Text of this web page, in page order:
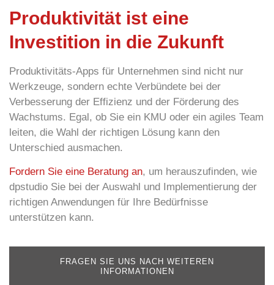
Produktivität ist eine
Investition in die Zukunft
Produktivitäts-Apps für Unternehmen sind nicht nur
Werkzeuge, sondern echte Verbündete bei der
Verbesserung der Effizienz und der Förderung des
Wachstums. Egal, ob Sie ein KMU oder ein agiles Team
leiten, die Wahl der richtigen Lösung kann den
Unterschied ausmachen.
Fordern Sie eine Beratung an, um herauszufinden, wie
dpstudio Sie bei der Auswahl und Implementierung der
richtigen Anwendungen für Ihre Bedürfnisse
unterstützen kann.
FRAGEN SIE UNS NACH WEITEREN
INFORMATIONEN